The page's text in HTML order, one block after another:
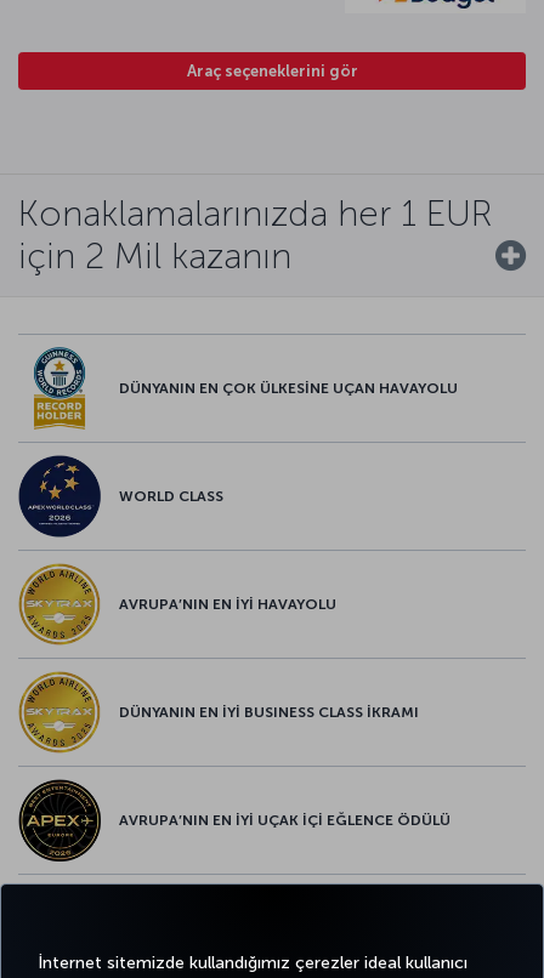
İnternet sitemizde kullandığımız çerezler ideal kullanıcı
Araç seçeneklerini gör
Konaklamalarınızda her 1 EUR
için 2 Mil kazanın
DÜNYANIN EN ÇOK ÜLKESİNE UÇAN HAVAYOLU
WORLD CLASS
AVRUPA’NIN EN İYİ HAVAYOLU
DÜNYANIN EN İYİ BUSINESS CLASS İKRAMI
AVRUPA’NIN EN İYİ UÇAK İÇİ EĞLENCE ÖDÜLÜ